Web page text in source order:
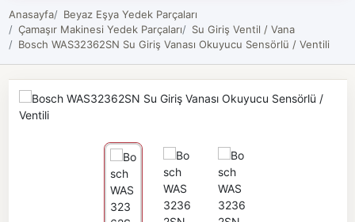
Anasayfa
Beyaz Eşya Yedek Parçaları
Çamaşır Makinesi Yedek Parçaları
Su Giriş Ventil / Vana
Bosch WAS32362SN Su Giriş Vanası Okuyucu Sensörlü / Ventili